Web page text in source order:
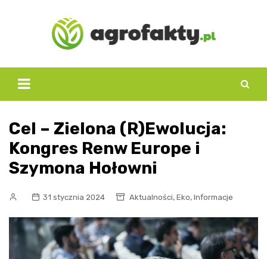
Cel – Zielona (R)Ewolucja:
Kongres Renw Europe i
Szymona Hołowni
31 stycznia 2024 Aktualności, Eko, Informacje